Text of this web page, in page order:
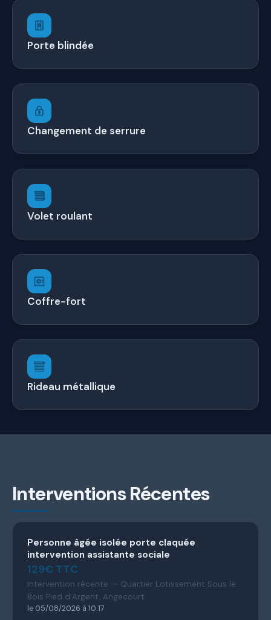
Porte blindée
Changement de serrure
Volet roulant
Coffre-fort
Rideau métallique
Interventions Récentes
Personne âgée isolée porte claquée
intervention assistante sociale
129€ TTC
Intervention récente — Quartier Lotissement Sous le
Bois Pied d’Argent, Angecourt
le 05/08/2026 à 10:17